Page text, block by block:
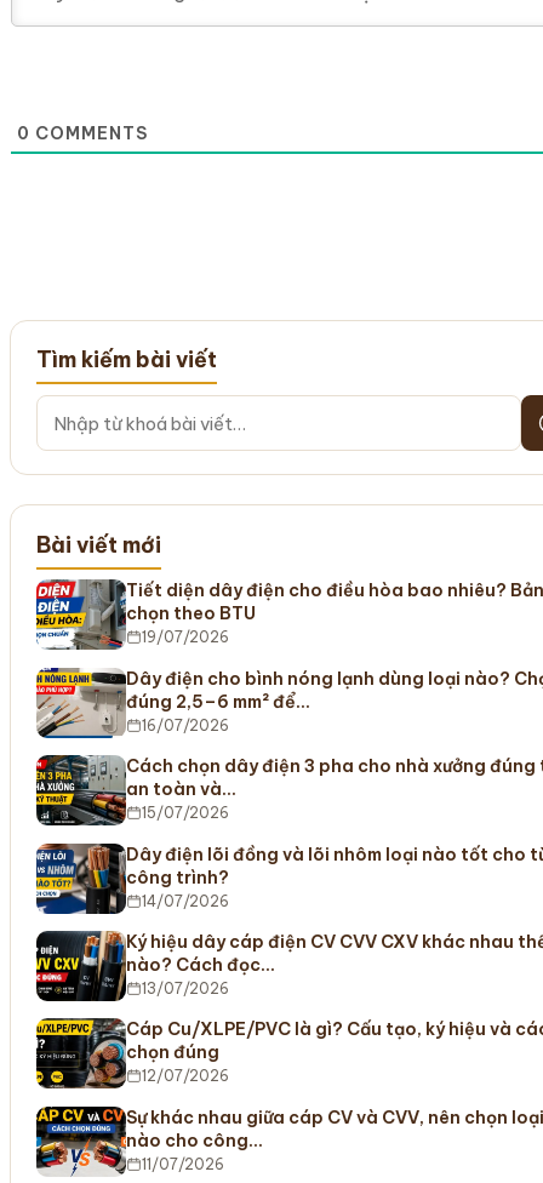
0 COMMENTS
Tìm kiếm bài viết
Bài viết mới
Tiết diện dây điện cho điều hòa bao nhiêu?
chọn theo BTU
19/07/2026
Dây điện cho bình nóng lạnh dùng loại nào?
đúng 2,5–6 mm² để…
16/07/2026
Cách chọn dây điện 3 pha cho nhà xưởng đúng
an toàn và…
15/07/2026
Dây điện lõi đồng và lõi nhôm loại nào tốt cho
công trình?
14/07/2026
Ký hiệu dây cáp điện CV CVV CXV khác nhau
nào? Cách đọc…
13/07/2026
Cáp Cu/XLPE/PVC là gì? Cấu tạo, ký hiệu và
chọn đúng
12/07/2026
Sự khác nhau giữa cáp CV và CVV, nên chọn loại
nào cho công…
11/07/2026